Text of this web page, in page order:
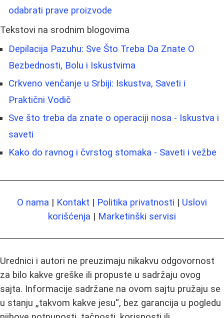
odabrati prave proizvode
Tekstovi na srodnim blogovima
Depilacija Pazuhu: Sve Što Treba Da Znate O
Bezbednosti, Bolu i Iskustvima
Crkveno venčanje u Srbiji: Iskustva, Saveti i
Praktični Vodič
Sve što treba da znate o operaciji nosa - Iskustva i
saveti
Kako do ravnog i čvrstog stomaka - Saveti i vežbe
O nama | Kontakt | Politika privatnosti | Uslovi
korišćenja | Marketinški servisi
Urednici i autori ne preuzimaju nikakvu odgovornost
za bilo kakve greške ili propuste u sadržaju ovog
sajta. Informacije sadržane na ovom sajtu pružaju se
u stanju „takvom kakve jesu“, bez garancija u pogledu